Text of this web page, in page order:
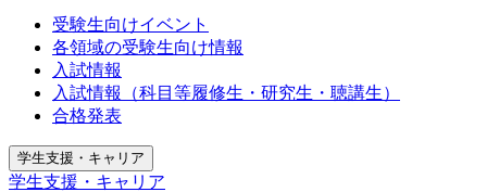
受験生向けイベント
各領域の受験生向け情報
入試情報
入試情報（科目等履修生・研究生・聴講生）
合格発表
学生支援・キャリア
学生支援・キャリア